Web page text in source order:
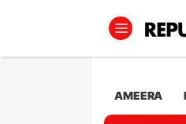
AMEERA